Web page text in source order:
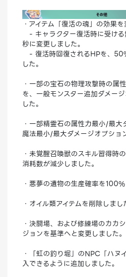
・アイテム「復活の魂」の効果を
- キャラクター復活時に受け
秒に変更しました。
- 復活時回復されるHPを、
した。
・一部の宝石の物理攻撃時の属
を、一般モンスター追加ダメー
した。
・一部精霊石の属性力最小/最大
魔法最小/最大ダメージオプショ
・未覚醒召喚獣のスキル習得時
消耗数が減少しました。
・悪夢の遺物の生産確率を100%
・オイル類アイテムを削除しまし
・決闘場、および修練場のカカ
ジョンを基準へと変更しました。
・「虹の釣り堀」のNPC「ハヌ
入できるように追加しました。